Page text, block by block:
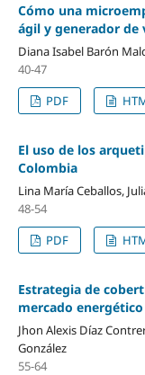
Cómo una
ágil y generador de
Diana Isabel Barón
40-47
PDF
El uso de los
Colombia
Lina María Ceballos,
48-54
PDF
Estrategia de
mercado
Jhon Alexis Díaz
González
55-64